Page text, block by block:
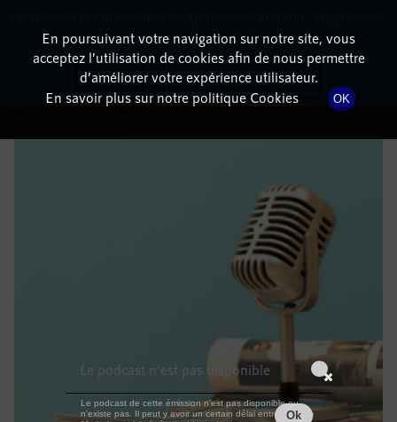
DÉTAILS DE L'ÉMISSION
En poursuivant votre navigation sur notre site, vous
acceptez l’utilisation de cookies afin de nous permettre
d’améliorer votre expérience utilisateur.
En savoir plus sur notre politique Cookies
OK
dessous pour l'installer.
Non merci Télécharger l'application
Le podcast n'est pas disponible
Le podcast de cette émission n'est pas disponible ou
n'existe pas. Il peut y avoir un certain délai entre la fin de
Ok